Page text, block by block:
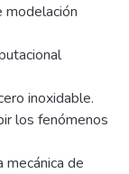
modelación
inoxidable.
los fenómenos
mecánica de